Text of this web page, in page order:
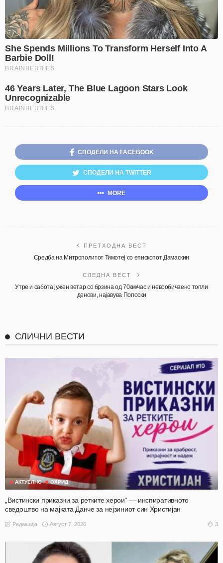
СПОДЕЛИ НА FACEBOOK
СПОДЕЛИ НА TWITTER
MORE
ПРЕТХОДНА ВЕСТ
Средба на Митрополитот Тимотеј со епископот Дамаскин
СЛЕДНА ВЕСТ
Утре и сабота јужен ветар со брзина од 70км/час и невообичаено топли
денови, најавува Попоски
СЛИЧНИ ВЕСТИ
АКТУЕЛНО ОХРИД
„Вистински приказни за ретките херои“ — инспиративното
сведоштво на мајката Данче за нејзиниот син Христијан
Редакција Август 7, 2026 3